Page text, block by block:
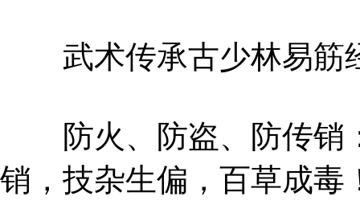
武术传承古少林易筋
防火、防盗、防传销
销，技杂生偏，百草成毒